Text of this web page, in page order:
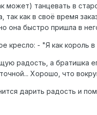
может) танцевать в
так как в своё время
она быстро пришла в
кресло: - "Я как король
радость, а братишка
Хорошо, что
дарить радость и